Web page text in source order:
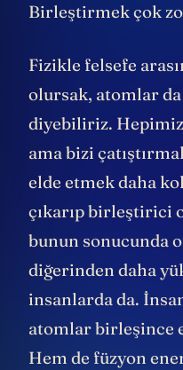
Birleştirmek çok
Fizikle felsefe
olursak, atomlar
diyebiliriz.
ama bizi
elde etmek daha
çıkarıp birleştirici
bunun sonucunda
diğerinden daha
insanlarda da.
atomlar birleşince
Hem de füzyon